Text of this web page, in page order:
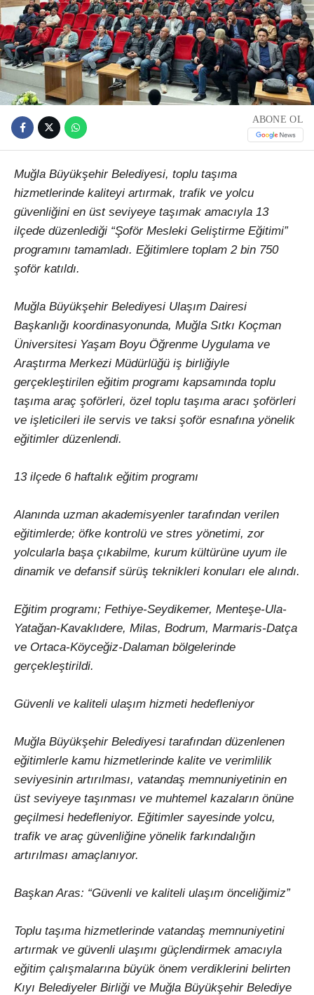
ABONE OL
Muğla Büyükşehir Belediyesi, toplu taşıma
hizmetlerinde kaliteyi artırmak, trafik ve yolcu
güvenliğini en üst seviyeye taşımak amacıyla 13
ilçede düzenlediği “Şoför Mesleki Geliştirme Eğitimi”
programını tamamladı. Eğitimlere toplam 2 bin 750
şoför katıldı.
Muğla Büyükşehir Belediyesi Ulaşım Dairesi
Başkanlığı koordinasyonunda, Muğla Sıtkı Koçman
Üniversitesi Yaşam Boyu Öğrenme Uygulama ve
Araştırma Merkezi Müdürlüğü iş birliğiyle
gerçekleştirilen eğitim programı kapsamında toplu
taşıma araç şoförleri, özel toplu taşıma aracı şoförleri
ve işleticileri ile servis ve taksi şoför esnafına yönelik
eğitimler düzenlendi.
13 ilçede 6 haftalık eğitim programı
Alanında uzman akademisyenler tarafından verilen
eğitimlerde; öfke kontrolü ve stres yönetimi, zor
yolcularla başa çıkabilme, kurum kültürüne uyum ile
dinamik ve defansif sürüş teknikleri konuları ele alındı.
Eğitim programı; Fethiye-Seydikemer, Menteşe-Ula-
Yatağan-Kavaklıdere, Milas, Bodrum, Marmaris-Datça
ve Ortaca-Köyceğiz-Dalaman bölgelerinde
gerçekleştirildi.
Güvenli ve kaliteli ulaşım hizmeti hedefleniyor
Muğla Büyükşehir Belediyesi tarafından düzenlenen
eğitimlerle kamu hizmetlerinde kalite ve verimlilik
seviyesinin artırılması, vatandaş memnuniyetinin en
üst seviyeye taşınması ve muhtemel kazaların önüne
geçilmesi hedefleniyor. Eğitimler sayesinde yolcu,
trafik ve araç güvenliğine yönelik farkındalığın
artırılması amaçlanıyor.
Başkan Aras: “Güvenli ve kaliteli ulaşım önceliğimiz”
Toplu taşıma hizmetlerinde vatandaş memnuniyetini
artırmak ve güvenli ulaşımı güçlendirmek amacıyla
eğitim çalışmalarına büyük önem verdiklerini belirten
Kıyı Belediyeler Birliği ve Muğla Büyükşehir Belediye